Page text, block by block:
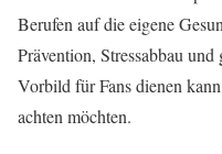
Berufen auf die eigene
Prävention, Stressabbau
Vorbild für Fans dienen
achten möchten.